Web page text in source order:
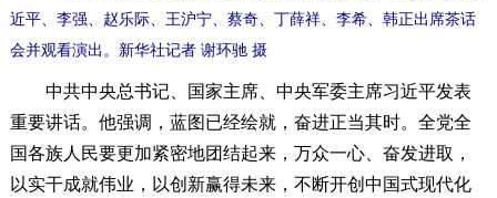
近平、李强、赵乐际、王沪宁、蔡奇、丁薛祥、李希、韩正出席茶话
会并观看演出。新华社记者 谢环驰 摄
中共中央总书记、国家主席、中央军委主席习近平发表
重要讲话。他强调，蓝图已经绘就，奋进正当其时。全党全
国各族人民要更加紧密地团结起来，万众一心、奋发进取，
以实干成就伟业，以创新赢得未来，不断开创中国式现代化